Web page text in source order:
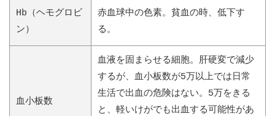
Hb（ヘモグロビ
ン）
赤血球中の色素。貧血の時、低下す
る。
血小板数
血液を固まらせる細胞。肝硬変で減少
するが、血小板数が5万以上では日常
生活で出血の危険はない。5万をきる
と、軽いけがでも出血する可能性があ